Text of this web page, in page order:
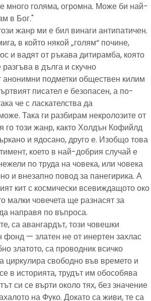
много голяма, огромна. Може би най-
в Бог."
жанр ми е бил винаги антипатичен.
в който някой „голям“ почине,
и вадят от ръкава дитирамба, която
в дълга и скучно
подметки обществен килим
писател е безопасен, а по-
че с ласкателства да
Така ги разбирам некролозите от
го този жанр, както Холдън Кофийлд
и ядосано, друго е. Изобщо това
което в най-добрия случай е
по труда на човека, или човека
и внезапно повод за панегирика. А
кит с космически всевиждащото око
малки човечета ще разнасят за
направя по въпроса.
са авангардът, този човешки
фонд — златен не от инертен захлас
златото, са проводник всичко
циркулира свободно във времето и
в историята, трудът им обособява
си се върти около тях, без значение
на Фуко. Докато са живи, те са